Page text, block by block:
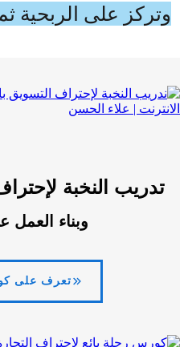
وتركز على الربحية
تدريب النخبة
وبناء العمل
تعرف على